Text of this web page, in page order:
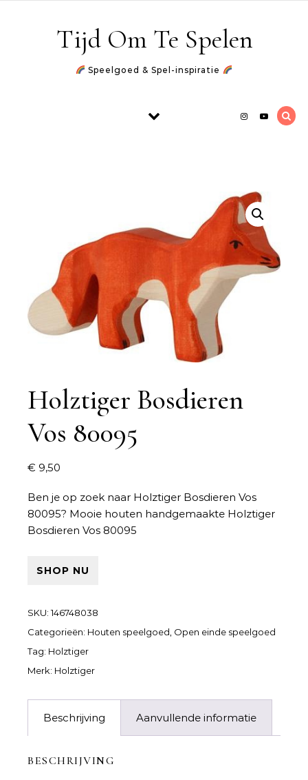
Tijd Om Te Spelen
Speelgoed & Spel-inspiratie
Holztiger Bosdieren
Vos 80095
€ 9,50
Ben je op zoek naar Holztiger Bosdieren Vos
80095? Mooie houten handgemaakte Holztiger
Bosdieren Vos 80095
SHOP NU
SKU:146748038
Categorieën: Houten speelgoed, Open einde speelgoed
Tag: Holztiger
Merk: Holztiger
Beschrijving Aanvullende informatie
BESCHRIJVING